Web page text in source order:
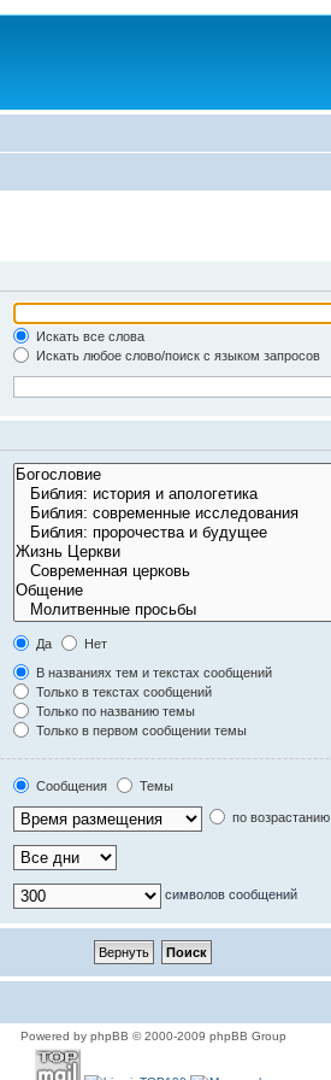
Искать все слова
Искать любое слово/поиск с языком запросов
Да
Нет
В названиях тем и текстах сообщений
Только в текстах сообщений
Только по названию темы
Только в первом сообщении темы
Сообщения
Темы
по возрастанию
символов сообщений
Powered by phpBB © 2000-2009 phpBB Group